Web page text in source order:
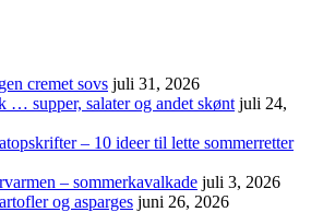
cremet sovs juli 31, 2026
… supper, salater og andet skønt juli 24,
– 10 ideer til lette sommerretter
– sommerkavalkade juli 3, 2026
og asparges juni 26, 2026